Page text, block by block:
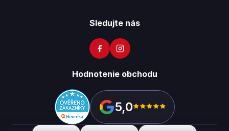
Sledujte nás
Hodnotenie obchodu
5,0